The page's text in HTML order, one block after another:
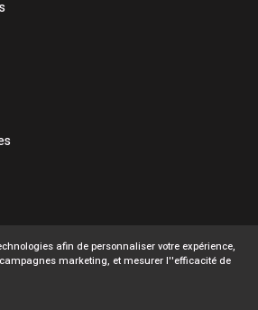
afin de personnaliser votre expérience,
marketing, et mesurer l''efficacité de